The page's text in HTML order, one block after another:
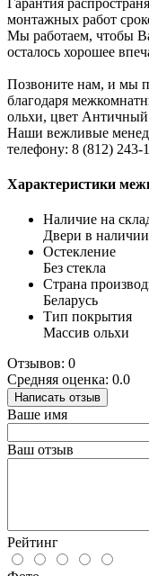
монтажных работ
Мы работаем, чтобы
осталось хорошее
Позвоните нам, и мы
благодаря
ольхи, цвет Античный
Наши вежливые
телефону: 8 (812) 243-
Характеристики
Наличие на
Двери в наличии
Остекление
Без стекла
Страна
Беларусь
Тип покрытия
Массив ольхи
Отзывов: 0
Средняя оценка: 0.0
Написать отзыв
Ваше имя
Ваш отзыв
Рейтинг